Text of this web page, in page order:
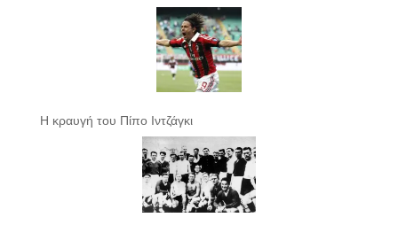
Η κραυγή του Πίπο Ιντζάγκι